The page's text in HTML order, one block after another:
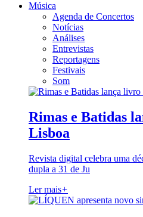
Música
Agenda de Concertos
Notícias
Análises
Entrevistas
Reportagens
Festivais
Som
Rimas e Batidas
Lisboa
Revista digital celebra uma
dupla a 31 de Ju
Ler mais+